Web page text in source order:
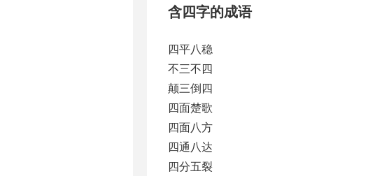
含四字的成语
四平八稳
不三不四
颠三倒四
四面楚歌
四面八方
四通八达
四分五裂